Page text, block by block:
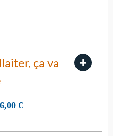
ça va
6,00 €